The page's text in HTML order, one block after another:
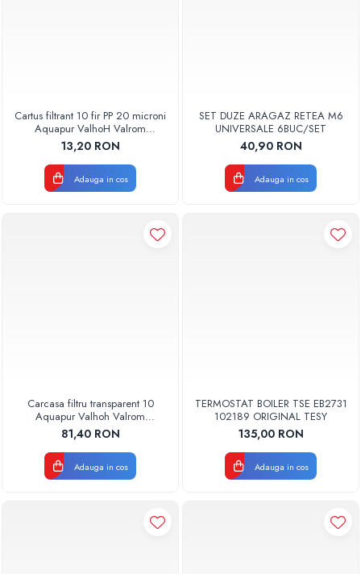
Cartus filtrant 10 fir PP 20 microni
Aquapur ValhoH Valrom
AQUA07000210020
13,20 RON
Adauga in cos
SET DUZE ARAGAZ RETEA M6
UNIVERSALE 6BUC/SET
40,90 RON
Adauga in cos
Carcasa filtru transparent 10
Aquapur Valhoh Valrom
AQUA00110001032
81,40 RON
Adauga in cos
TERMOSTAT BOILER TSE EB2731
102189 ORIGINAL TESY
135,00 RON
Adauga in cos